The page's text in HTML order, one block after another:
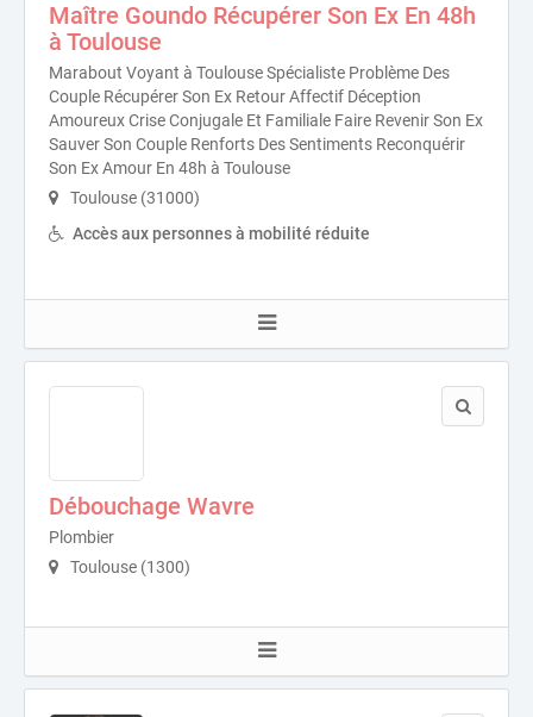
Maître Goundo Récupérer Son Ex En 48h
à Toulouse
Marabout Voyant à Toulouse Spécialiste Problème Des
Couple Récupérer Son Ex Retour Affectif Déception
Amoureux Crise Conjugale Et Familiale Faire Revenir Son Ex
Sauver Son Couple Renforts Des Sentiments Reconquérir
Son Ex Amour En 48h à Toulouse
Toulouse (31000)
Accès aux personnes à mobilité réduite
Débouchage Wavre
Plombier
Toulouse (1300)